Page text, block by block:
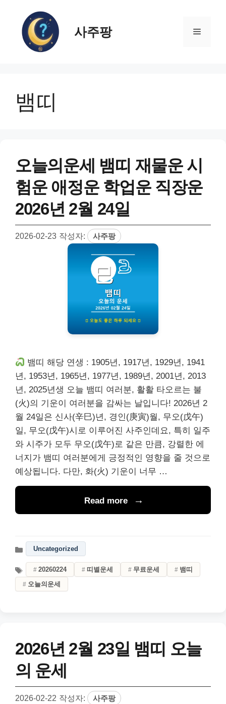
사주팡 메
뱀띠
오늘의운세 뱀띠 재물운 시
험운 애정운 학업운 직장운
2026년 2월 24일
2026-02-23 작성자: 사주팡
뱀띠 해당 연생 : 1905년, 1917년, 1929년, 1941
년, 1953년, 1965년, 1977년, 1989년, 2001년, 2013
년, 2025년생 오늘 뱀띠 여러분, 활활 타오르는 불
(火)의 기운이 여러분을 감싸는 날입니다! 2026년 2
월 24일은 신사(辛巳)년, 경인(庚寅)월, 무오(戊午)
일, 무오(戊午)시로 이루어진 사주인데요, 특히 일주
와 시주가 모두 무오(戊午)로 같은 만큼, 강렬한 에
너지가 뱀띠 여러분에게 긍정적인 영향을 줄 것으로
예상됩니다. 다만, 화(火) 기운이 너무 …
Read more
Uncategorized
20260224 띠별운세 무료운세
뱀띠
오늘의운세
2026년 2월 23일 뱀띠 오늘
의 운세
2026-02-22 작성자: 사주팡